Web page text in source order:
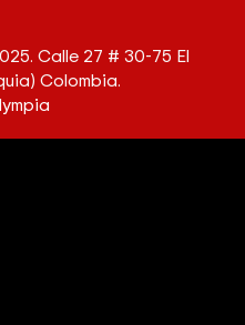
Calle 27 # 30-75 El
Colombia.